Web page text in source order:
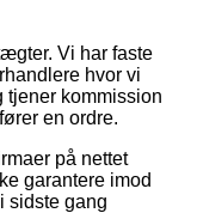
Vi har faste
hvor vi
tjener kommission
en ordre.
på nettet
garantere imod
sidste gang